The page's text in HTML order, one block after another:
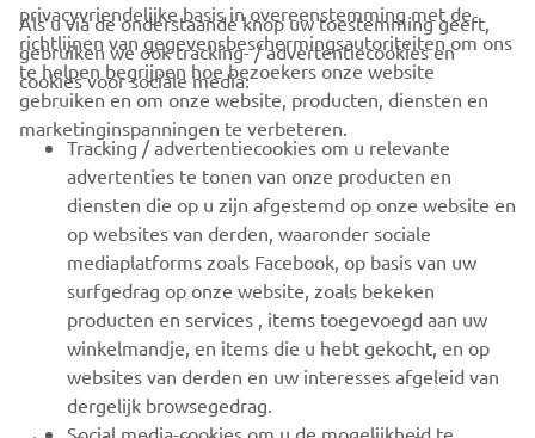
CORPORATE
VOOR BEDRIJVEN
MEER YAMAHA
ONDERSTEUNING
NIEUWSBRIEF
Wees de eerste die meer te weten komt over de nieuwste deals,
speciale evenementen, nieuwe producten en nog veel meer
privacyvriendelijke basis in overeenstemming met de
richtlijnen van gegevensbeschermingsautoriteiten om ons
te helpen begrijpen hoe bezoekers onze website
gebruiken en om onze website, producten, diensten en
marketinginspanningen te verbeteren.
Als u via de onderstaande knop uw toestemming geeft,
gebruiken we ook tracking- / advertentiecookies en
cookies voor sociale media:
Tracking / advertentiecookies om u relevante
advertenties te tonen van onze producten en
diensten die op u zijn afgestemd op onze website en
op websites van derden, waaronder sociale
mediaplatforms zoals Facebook, op basis van uw
surfgedrag op onze website, zoals bekeken
producten en services , items toegevoegd aan uw
winkelmandje, en items die u hebt gekocht, en op
websites van derden en uw interesses afgeleid van
dergelijk browsegedrag.
Social media-cookies om u de mogelijkheid te